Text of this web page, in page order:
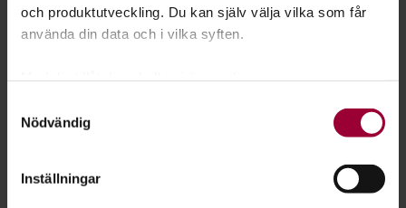
och produktutveckling. Du kan själv välja vilka som får
använda din data och i vilka syften.
som kan ha en noggrannhet på upp till flera meter
Nödvändig
Inställningar
Närnatur
Naturen runt Karsefors
Laholm 2026-08-08